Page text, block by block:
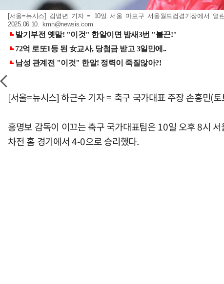
[서울=뉴시스] 김명년 기자 = 10일 서울 마포구 서울월드컵경기장에서
2025.06.10.
kmn@newsis.com
[서울=뉴시스] 하근수 기자 = 축구 국가대표 주장 손흥민(
홍명보 감독이 이끄는 축구 국가대표팀은 10일 오후 8시
차전 홈 경기에서 4-0으로 승리했다.